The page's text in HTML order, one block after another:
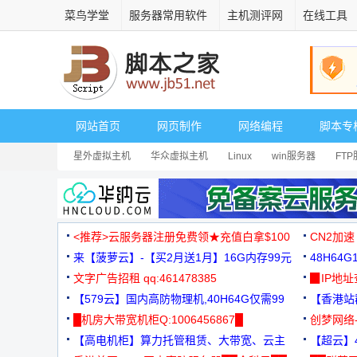
菜鸟学堂 服务器常用软件 主机测评网 在线工具
网站首页 网页制作 网络编程 脚本专
星外虚拟主机 华众虚拟主机 Linux win服务器 FTP
<推荐>云服务器注册免费领★充值白拿$100
CN2加
来【菠萝云】-【买2月送1月】16G内存99元
3000+
文字广告招租 qq:461478385
▉IP地
【579云】国内高防物理机,40H64G仅需99
元
【香港
█机房大带宽机柜Q:1006456867█
创梦网
88元/月
【高电机柜】算力托管租赁、大带宽、云主
【超云